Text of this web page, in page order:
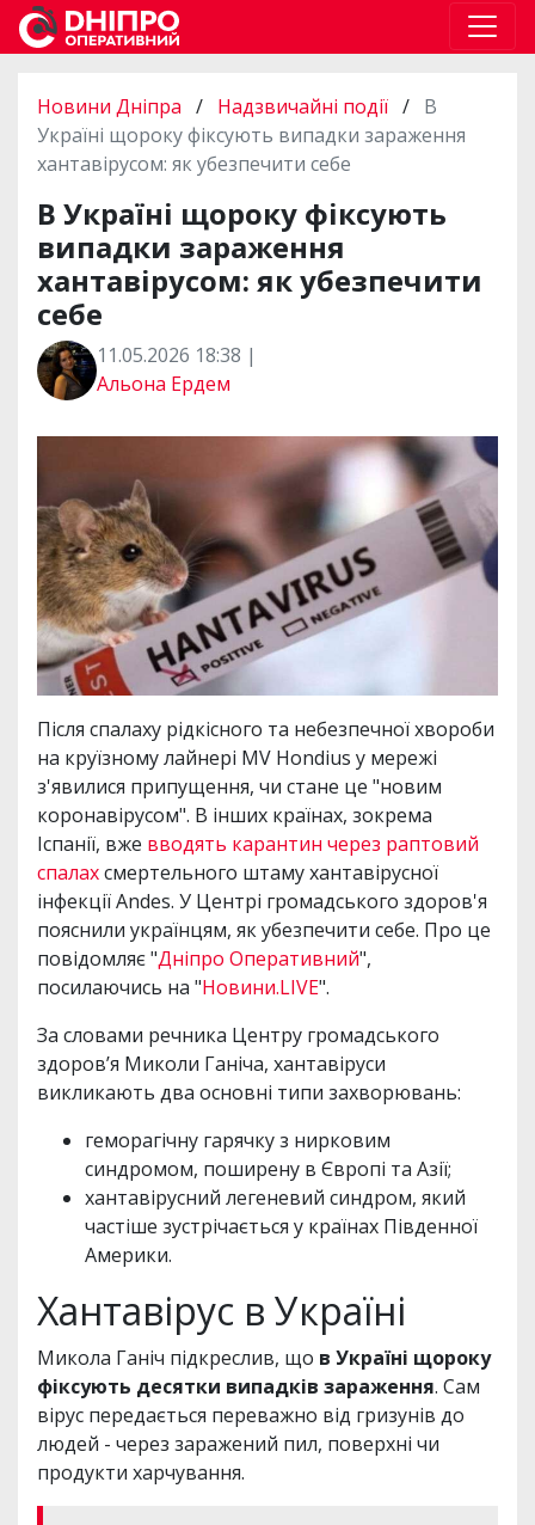
Новини Дніпра / Надзвичайні події / В
Україні щороку фіксують випадки зараження
хантавірусом: як убезпечити себе
В Україні щороку фіксують
випадки зараження
хантавірусом: як убезпечити
себе
11.05.2026 18:38 |
Альона Ердем
Після спалаху рідкісного та небезпечної хвороби
на круїзному лайнері MV Hondius у мережі
з'явилися припущення, чи стане це "новим
коронавірусом". В інших країнах, зокрема
Іспанії, вже вводять карантин через раптовий
спалахсмертельного штаму хантавірусної
інфекції Andes. У Центрі громадського здоров'я
пояснили українцям, як убезпечити себе. Про це
повідомляє "Дніпро Оперативний",
посилаючись на "Новини.LIVE".
За словами речника Центру громадського
здоров’я Миколи Ганіча, хантавіруси
викликають два основні типи захворювань:
геморагічну гарячку з нирковим
синдромом, поширену в Європі та Азії;
хантавірусний легеневий синдром, який
частіше зустрічається у країнах Південної
Америки.
Хантавірус в Україні
Микола Ганіч підкреслив, що в Україні щороку
фіксують десятки випадків зараження. Сам
вірус передається переважно від гризунів до
людей - через заражений пил, поверхні чи
продукти харчування.